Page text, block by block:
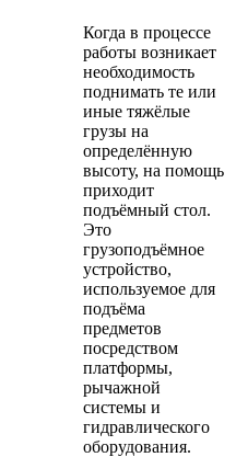
Когда в процессе
работы возникает
необходимость
поднимать те или
иные тяжёлые
грузы на
определённую
высоту, на помощь
приходит
подъёмный стол.
Это
грузоподъёмное
устройство,
используемое для
подъёма
предметов
посредством
платформы,
рычажной
системы и
гидравлического
оборудования.